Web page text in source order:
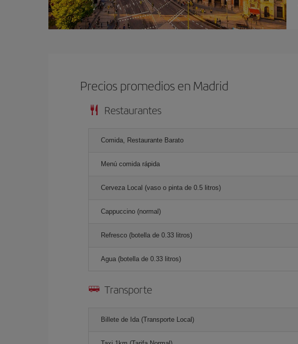
Precios promedios en Madrid
Restaurantes
Comida, Restaurante Barato
Menú comida rápida
Cerveza Local (vaso o pinta de 0.5 litros)
Cappuccino (normal)
Refresco (botella de 0.33 litros)
Agua (botella de 0.33 litros)
Transporte
Billete de Ida (Transporte Local)